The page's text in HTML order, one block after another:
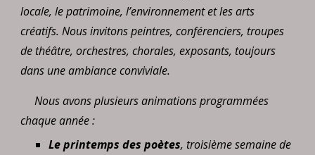
locale, le patrimoine, l’environnement et les arts
créatifs. Nous invitons peintres, conférenciers, troupes
de théâtre, orchestres, chorales, exposants, toujours
dans une ambiance conviviale.
Nous avons plusieurs animations programmées
chaque année :
Le printemps des poètes, troisième semaine de